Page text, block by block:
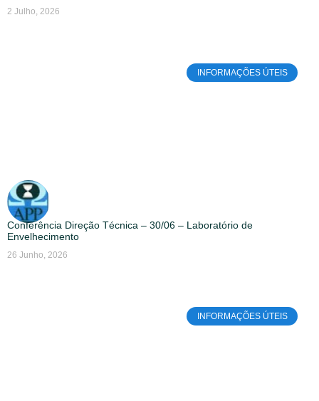
2 Julho, 2026
INFORMAÇÕES ÚTEIS
Conferência Direção Técnica – 30/06 – Laboratório de
Envelhecimento
26 Junho, 2026
INFORMAÇÕES ÚTEIS